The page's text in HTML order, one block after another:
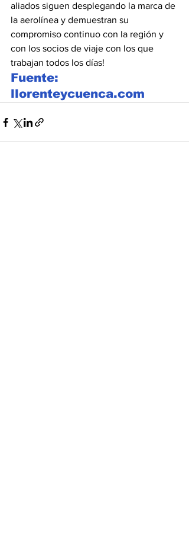
aliados siguen desplegando la marca de
la aerolínea y demuestran su
compromiso continuo con la región y
con los socios de viaje con los que
trabajan todos los días!
Fuente:
llorenteycuenca.com